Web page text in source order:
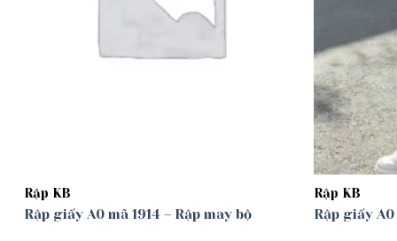
Rập KB
Rập giấy A0 mã 1914 – Rập may bộ
Rập KB
Rập giấy